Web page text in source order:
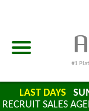
#1
LAST DAYS
RECRUIT SALES